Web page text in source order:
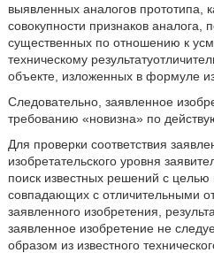
выявленных аналогов прототипа,
совокупности признаков аналога,
существенных по отношению к
техническому
объекте, изложенных в формуле
Следовательно, заявленное
требованию «новизна» по
Для проверки соответствия
изобретательского уровня
поиск известных решений с целью
совпадающих с отличительными
заявленного изобретения,
заявленное изобретение не
образом из известного